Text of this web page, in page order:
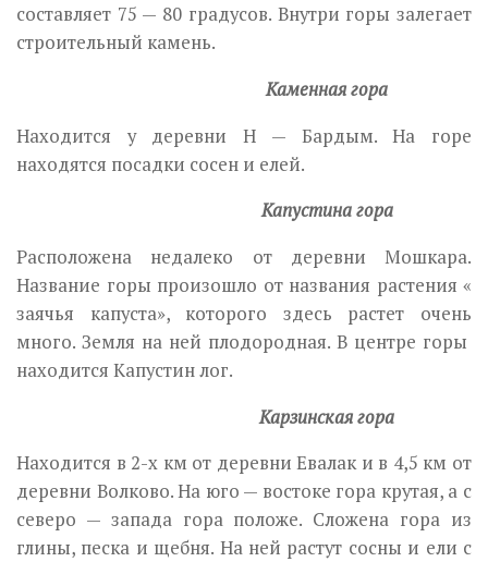
составляет 75 — 80 градусов. Внутри горы залегает
строительный камень.
Каменная гора
Находится у деревни Н — Бардым. На горе
находятся посадки сосен и елей.
Капустина гора
Расположена недалеко от деревни Мошкара.
Название горы произошло от названия растения «
заячья капуста», которого здесь растет очень
много. Земля на ней плодородная. В центре горы
находится Капустин лог.
Карзинская гора
Находится в 2-х км от деревни Евалак и в 4,5 км от
деревни Волково. На юго — востоке гора крутая, а с
северо — запада гора положе. Сложена гора из
глины, песка и щебня. На ней растут сосны и ели с